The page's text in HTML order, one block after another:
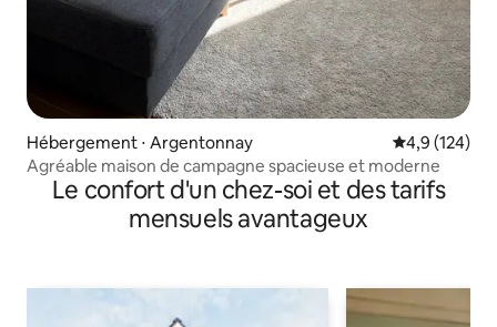
Hébergement ⋅ Argentonnay Évaluation
4,9 (124)
Agréable maison de campagne spacieuse et moderne
Le confort d'un chez-soi et des tarifs
mensuels avantageux